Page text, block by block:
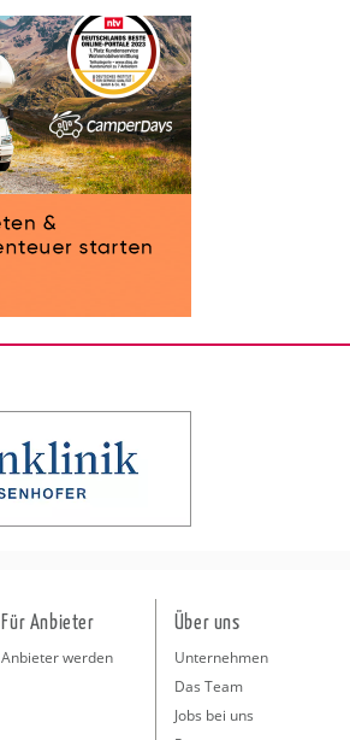
Für Anbieter
Anbieter werden
Über uns
Unternehmen
Das Team
Jobs bei uns